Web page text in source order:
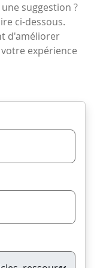
suggestion ?
ci-dessous.
d'améliorer
expérience